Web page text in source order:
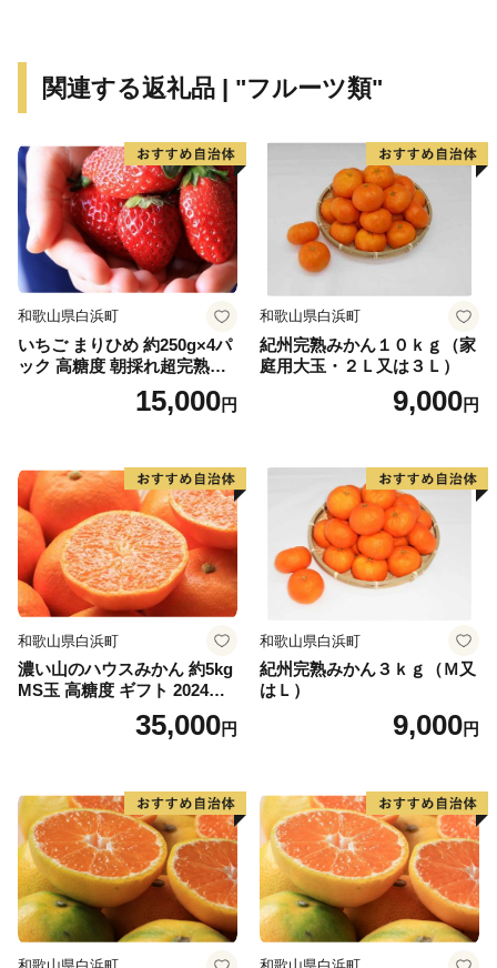
関連する返礼品 | "フルーツ類"
和歌山県白浜町
いちご まりひめ 約250g×4パ
ック 高糖度 朝採れ超完熟ま
りひめ 1月以降発送分
15,000円
和歌山県白浜町
紀州完熟みかん１０ｋｇ（家
庭用大玉・２Ｌ又は３Ｌ）
9,000円
和歌山県白浜町
濃い山のハウスみかん 約5kg
MS玉 高糖度 ギフト 2024年7
35,000円
和歌山県白浜町
紀州完熟みかん３ｋｇ（Ｍ又
はＬ）
9,000円